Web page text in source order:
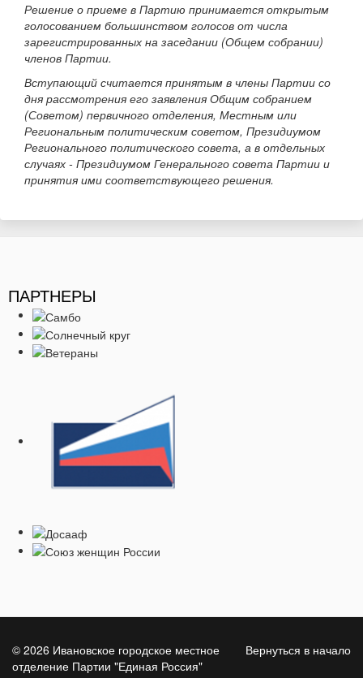
Решение о приеме в Партию принимается открытым
голосованием большинством голосов от числа
зарегистрированных на заседании (Общем собрании)
членов Партии.
Вступающий считается принятым в члены Партии со
дня рассмотрения его заявления Общим собранием
(Советом) первичного отделения, Местным или
Региональным политическим советом, Президиумом
Регионального политического совета, а в отдельных
случаях - Президиумом Генерального совета Партии и
принятия ими соответствующего решения.
ПАРТНЕРЫ
Вернуться в начало
© 2026 Ивановское городское местное
отделение Партии "Единая Россия"